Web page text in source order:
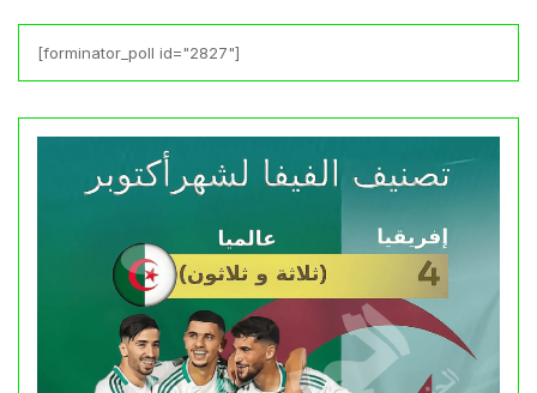
[forminator_poll id="2827"]